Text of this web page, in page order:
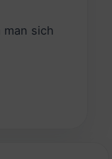
man sich